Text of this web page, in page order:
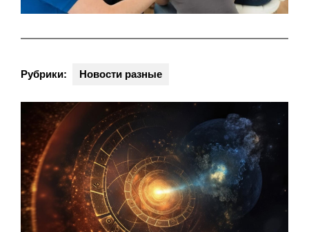
Рубрики: Новости разные